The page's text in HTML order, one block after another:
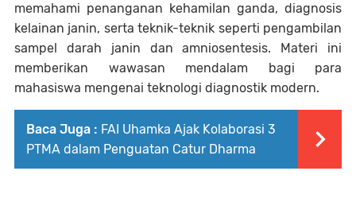
memahami penanganan kehamilan ganda, diagnosis
kelainan janin, serta teknik-teknik seperti pengambilan
sampel darah janin dan amniosentesis. Materi ini
memberikan wawasan mendalam bagi para
mahasiswa mengenai teknologi diagnostik modern.
Baca Juga : FAI Uhamka Ajak Kolaborasi 3
PTMA dalam Penguatan Catur Dharma